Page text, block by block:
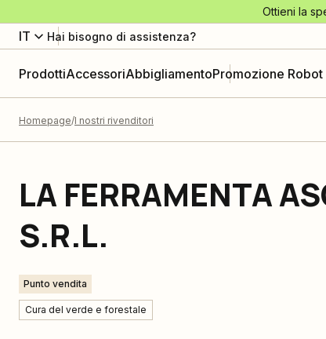
Ottieni la
IT Hai bisogno di assistenza?
ProdottiAccessoriAbbigliamentoPromozione Robot
Homepage I nostri rivenditori
LA FERRAMENTA
S.R.L.
Punto vendita
Cura del verde e forestale